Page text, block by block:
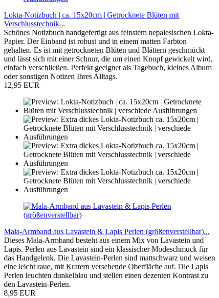
Lokta-Notizbuch | ca. 15x20cm | Getrocknete Blüten mit
Verschlusstechnik...
Schönes Notizbuch handgefertigt aus feinstem nepalesischen Lokta-
Papier. Der Einband ist robust und in einem matten Farbton
gehalten. Es ist mit getrockneten Blüten und Blättern geschmückt
und lässt sich mit einer Schnur, die um einen Knopf gewickelt wird,
einfach verschließen. Perfekt geeignet als Tagebuch, kleines Album
oder sonstigen Notizen Ihres Alltags.
12,95 EUR
Mala-Armband aus Lavastein & Lapis Perlen (größenverstellbar)...
Dieses Mala-Armband besteht aus einem Mix von Lavastein und
Lapis. Perlen aus Lavastein sind ein klassischer Modeschmuck für
das Handgelenk. Die Lavastein-Perlen sind mattschwarz und weisen
eine leicht raue, mit Kratern versehende Oberfläche auf. Die Lapis
Perlen leuchten dunkelblau und stellen einen dezenten Kontrast zu
den Lavastein-Perlen.
8,95 EUR